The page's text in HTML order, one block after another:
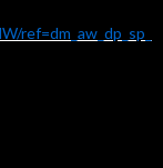
ref=dm_aw_dp_sp_